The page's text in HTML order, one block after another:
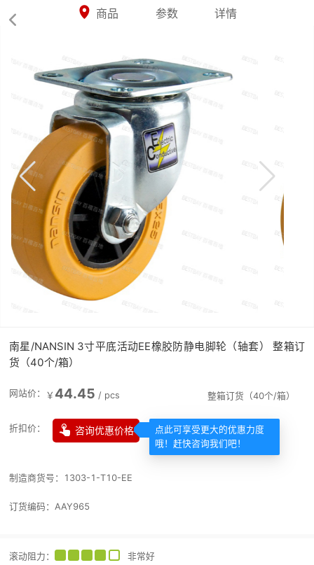

 商品 参数 详情
南星/NANSIN 3寸平底活动EE橡胶防静电脚轮（轴套） 整箱订
货（40个/箱）
网站价： ￥ 44.45 / pcs
折扣价：  咨询优惠价格
点此可享受更大的优惠力度
哦！赶快咨询我们吧！
整箱订货（40个/箱）
制造商货号： 1303-1-T10-EE
订货编码： AAY965
滚动阻力 ：
非常好